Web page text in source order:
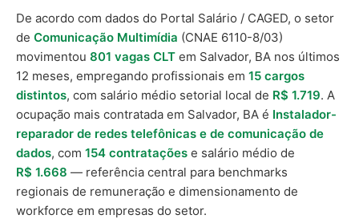
De acordo com dados do Portal Salário / CAGED, o setor
de Comunicação Multimídia (CNAE 6110-8/03)
movimentou 801 vagas CLT em Salvador, BA nos últimos
12 meses, empregando profissionais em 15 cargos
distintos, com salário médio setorial local de R$ 1.719. A
ocupação mais contratada em Salvador, BA é Instalador-
reparador de redes telefônicas e de comunicação de
dados, com 154 contratações e salário médio de
R$ 1.668 — referência central para benchmarks
regionais de remuneração e dimensionamento de
workforce em empresas do setor.